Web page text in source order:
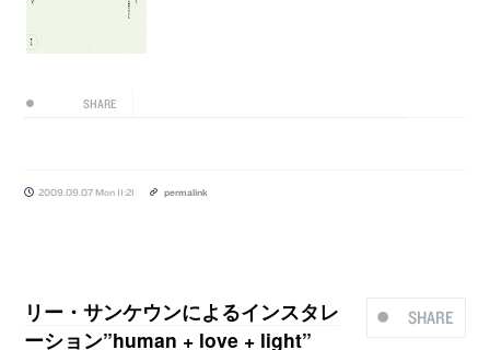
SHARE
2009.09.07 Mon 11:21 permalink
SHARE
リー・サンケウンによるインスタレ
ーション”human + love + light”